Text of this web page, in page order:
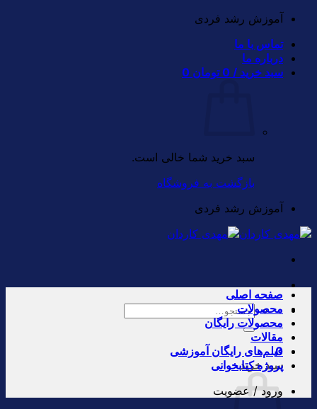
Skip
content
آموزش رشد فردی
تماس با ما
درباره ما
سبد خرید / 0 تومان 0
سبد خرید شما خالی است.
بازگشت به فروشگاه
آموزش رشد فردی
جستجو
برای:
0
سبد خرید
صفحه اصلی
محصولات
محصولات رایگان
مقالات
فیلم‌های رایگان آموزشی
پروژه کتابخوانی
ورود / عضویت